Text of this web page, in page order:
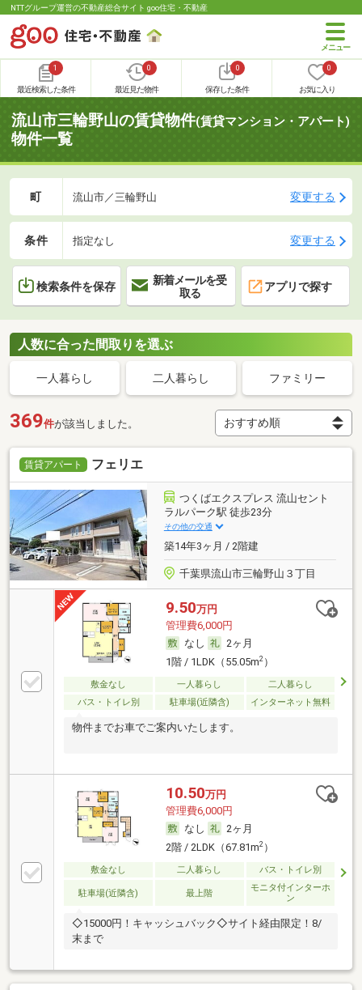
NTTグループ運営の不動産総合サイト goo住宅・不動産
1
最近検索した条件
0
最近見た物件
0
保存した条件
0
お気に入り
流山市三輪野山の賃貸物件(賃貸マンション・アパート)
物件一覧
町 流山市／三輪野山 変更する
条件 指定なし 変更する
検索条件を保存
新着メールを受
取る
アプリで探す
人数に合った間取りを選ぶ
一人暮らし 二人暮らし ファミリー
369件が該当しました。
賃貸アパート フェリエ
つくばエクスプレス 流山セント
ラルパーク駅 徒歩23分
その他の交通
築14年3ヶ月 / 2階建
千葉県流山市三輪野山３丁目
9.50万円
管理費6,000円
なし
2ヶ月
1階 / 1LDK（55.05m2）
敷金なし 一人暮らし
二人暮らし
バス・トイレ別
駐車場(近隣含) インターネット無料
物件までお車でご案内いたします。
10.50万円
管理費6,000円
なし
2ヶ月
2階 / 2LDK（67.81m2）
敷金なし 二人暮らし バス・トイレ別
駐車場(近隣含) 最上階
モニタ付インターホ
ン
◇15000円！キャッシュバック◇サイト経由限定！8/
末まで